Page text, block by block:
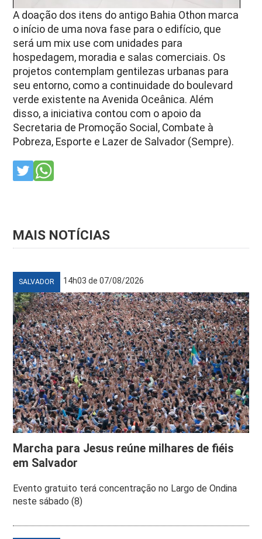
A doação dos itens do antigo Bahia Othon marca
o início de uma nova fase para o edifício, que
será um mix use com unidades para
hospedagem, moradia e salas comerciais. Os
projetos contemplam gentilezas urbanas para
seu entorno, como a continuidade do boulevard
verde existente na Avenida Oceânica. Além
disso, a iniciativa contou com o apoio da
Secretaria de Promoção Social, Combate à
Pobreza, Esporte e Lazer de Salvador (Sempre).
MAIS NOTÍCIAS
SALVADOR 14h03 de 07/08/2026
Marcha para Jesus reúne milhares de fiéis
em Salvador
Evento gratuito terá concentração no Largo de Ondina
neste sábado (8)